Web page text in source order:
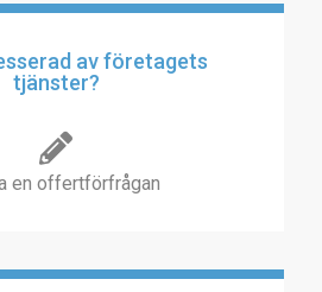
av företagets
tjänster?
en offertförfrågan